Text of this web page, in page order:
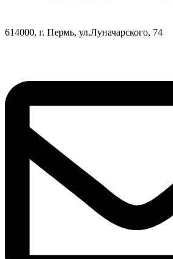
614000, г. Пермь, ул.Луначарского, 74